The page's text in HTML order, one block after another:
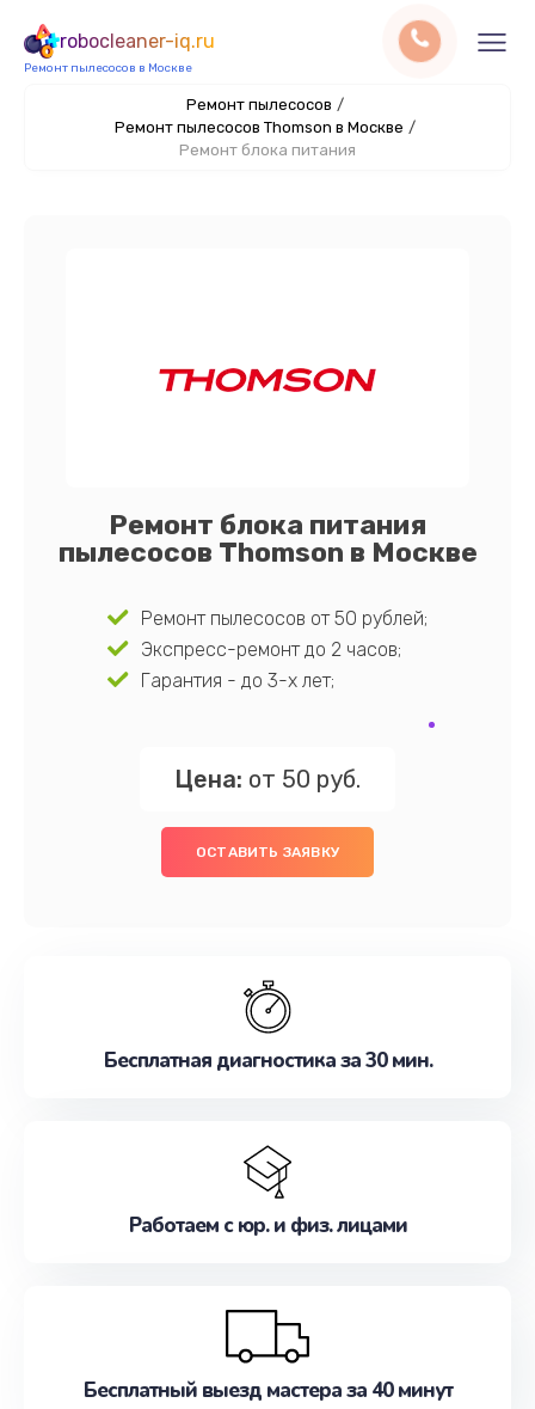
robocleaner-iq.ru
Ремонт пылесосов в Москве
Ремонт пылесосов /
Ремонт пылесосов Thomson в Москве /
Ремонт блока питания
Ремонт блока питания
пылесосов Thomson в Москве
Ремонт пылесосов от 50 рублей;
Экспресс-ремонт до 2 часов;
Гарантия - до 3-х лет;
Цена: от 50 руб.
ОСТАВИТЬ ЗАЯВКУ
Бесплатная диагностика за 30 мин.
Работаем с юр. и физ. лицами
Бесплатный выезд мастера за 40 минут